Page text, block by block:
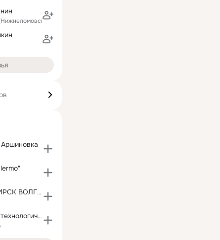
район)
Филиал ОАО "МРСК ВОЛГИ"-"ПЕНЗАЭНЕРГО"
ПензГТУ (ПГТА технологическая академия)